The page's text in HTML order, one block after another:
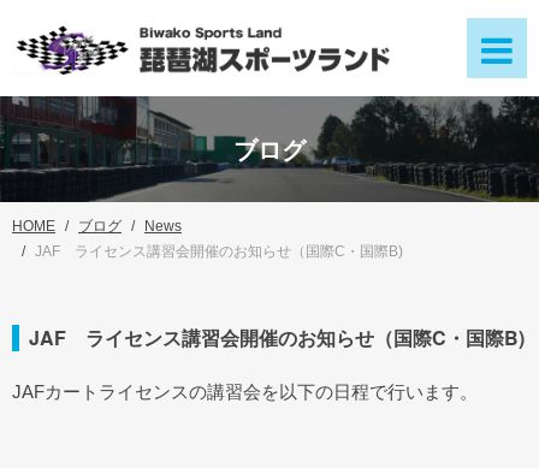
ブログ
HOME ブログ
News
JAF ライセンス講習会開催のお知らせ（国際C・国際B)
JAF ライセンス講習会開催のお知らせ（国際C・国際B)
JAFカートライセンスの講習会を以下の日程で行います。